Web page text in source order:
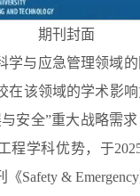
期刊封面
学与应急管理领域
在该领域的学术影
安全”重大战略需
程学科优势，于
Safety & Emergency